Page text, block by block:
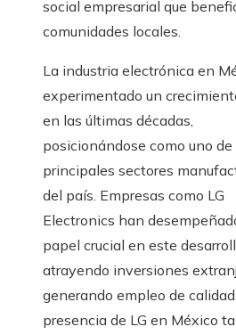
social empresarial que
comunidades locales.
La industria electrónica en
experimentado un
en las últimas décadas,
posicionándose como uno de
principales sectores
del país. Empresas como LG
Electronics han
papel crucial en este
atrayendo inversiones
generando empleo de
presencia de LG en México